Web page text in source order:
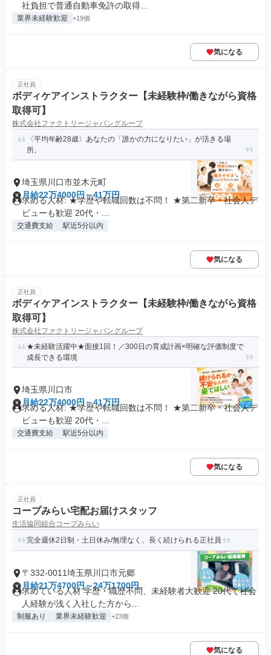
社負担で普通自動車免許の取得...
業界未経験歓迎 +19個
気になる
正社員
ボディケアインストラクター【未経験枠/働きながら資格
取得可】
株式会社ファクトリージャパングループ
〈平均年齢28歳〉あなたの「誰かの力になりたい」が活きる場
所。
埼玉県川口市並木元町
月給22万4000円～41万円
求める人材: ★学歴や転職回数は不問！ ★第二新卒・社会人デ
ビューも歓迎 20代・...
交通費支給 駅近5分以内
気になる
正社員
ボディケアインストラクター【未経験枠/働きながら資格
取得可】
株式会社ファクトリージャパングループ
★未経験活躍中★面接1回！／300日の育成計画×明確な評価制度で
成長できる環境
埼玉県川口市
月給22万4000円～41万円
求める人材: ★学歴や転職回数は不問！ ★第二新卒・社会人デ
ビューも歓迎 20代・...
交通費支給 駅近5分以内
気になる
正社員
コープみらい宅配お届けスタッフ
生活協同組合コープみらい
完全週休2日制・土日休み/無理なく、長く続けられる正社員
〒332-0011埼玉県川口市元郷
月給21万4700円～24万1700円
求めている人材 学歴・職歴不問、未経験者大歓迎 20代で社会
人経験が浅く入社した方から...
制服あり 業界未経験歓迎 +23個
気になる